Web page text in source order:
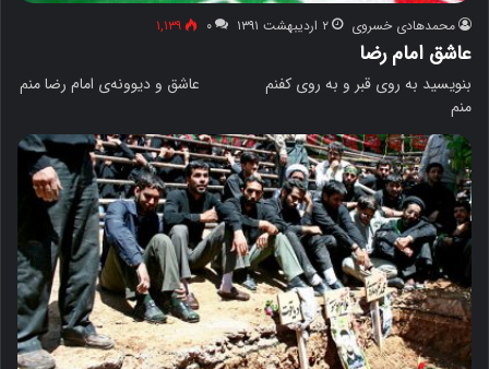
محمدهادی خسروی ۲ اردیبهشت ۱۳۹۱ ۰ ۱,۱۳۹
عاشق امام رضا
بنویسید به روی قبر و به روی کفنم عاشق و دیوونه‌ی امام رضا منم
منم